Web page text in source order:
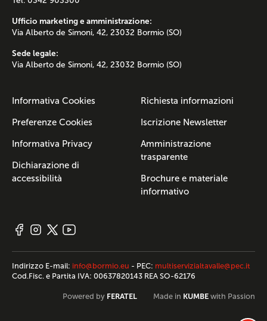
Ufficio marketing e amministrazione:
Via Alberto de Simoni, 42, 23032 Bormio (SO)
Sede legale:
Via Alberto de Simoni, 42, 23032 Bormio (SO)
Informativa Cookies
Preferenze Cookies
Informativa Privacy
Dichiarazione di
accessibilità
Richiesta informazioni
Iscrizione Newsletter
Amministrazione
trasparente
Brochure e materiale
informativo
Indirizzo E-mail: info@bormio.eu - PEC: multiservizialtavalle@pec.it
Cod.Fisc. e Partita IVA: 00637820143 REA SO-62176
Powered by FERATEL Made in KUMBE with Passion